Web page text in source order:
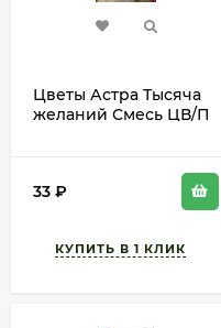
Цветы Астра Тысяча
желаний Смесь ЦВ/П
однолетник до 20см
33 ₽